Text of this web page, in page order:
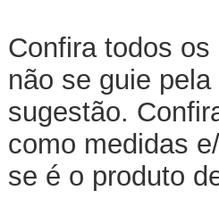
Confira todos
não se guie
sugestão.
como medidas
se é o produto